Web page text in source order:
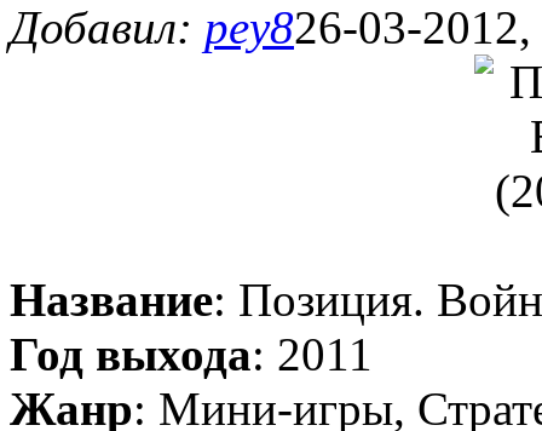
Добавил: pey826-03-
Название: Позиция.
Год выхода: 2011
Жанр: Мини-игры,